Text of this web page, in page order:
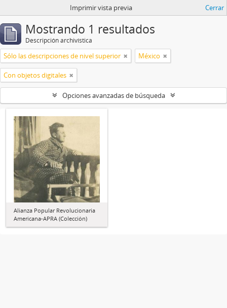
Imprimir vista previa Cerrar
Mostrando 1 resultados
Descripción archivística
Sólo las descripciones de nivel superior México
Con objetos digitales
Opciones avanzadas de búsqueda
Alianza Popular Revolucionaria
Americana-APRA (Colección)